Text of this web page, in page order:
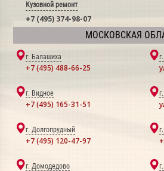
Кузовной ремонт
+7 (495) 374-98-07
МОСКОВСКАЯ
г. Балашиха
+7 (495) 488-66-25
г. Видное
+7 (495) 165-31-51
г. Долгопрудный
+7 (495) 120-47-97
г. Домодедово